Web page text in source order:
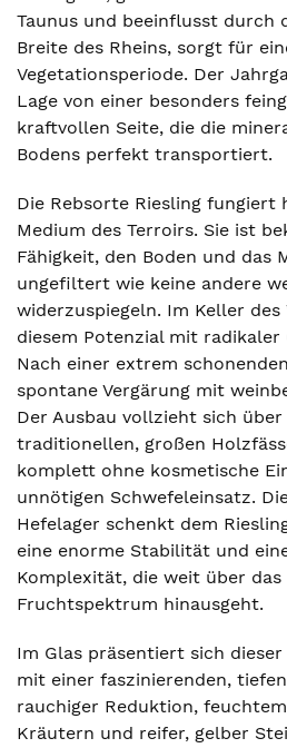
Taunus und beeinflusst durch
Breite des Rheins, sorgt für
Vegetationsperiode. Der
Lage von einer besonders
kraftvollen Seite, die die
Bodens perfekt transportiert.
Die Rebsorte Riesling fungiert
Medium des Terroirs. Sie ist
Fähigkeit, den Boden und das
ungefiltert wie keine andere
widerzuspiegeln. Im Keller
diesem Potenzial mit radikaler
Nach einer extrem
spontane Vergärung mit
Der Ausbau vollzieht sich
traditionellen, großen
komplett ohne kosmetische
unnötigen Schwefeleinsatz.
Hefelager schenkt dem
eine enorme Stabilität und
Komplexität, die weit über das
Fruchtspektrum hinausgeht.
Im Glas präsentiert sich
mit einer faszinierenden,
rauchiger Reduktion,
Kräutern und reifer, gelber